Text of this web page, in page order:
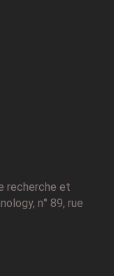
recherche et
n° 89, rue